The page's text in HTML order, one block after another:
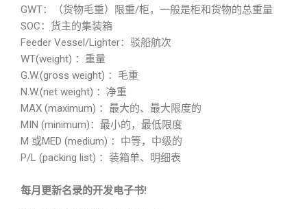
GWT：（货物毛重）限重/柜，一般是柜和货物的总重量
SOC：货主的集装箱
Feeder Vessel/Lighter：驳船航次
WT(weight) ：重量
G.W.(gross weight) ：毛重
N.W.(net weight) ：净重
MAX (maximum) ：最大的、最大限度的
MIN (minimum)：最小的，最低限度
M 或MED (medium) ：中等，中级的
P/L (packing list) ：装箱单、明细表
每月更新名录的开发电子书!